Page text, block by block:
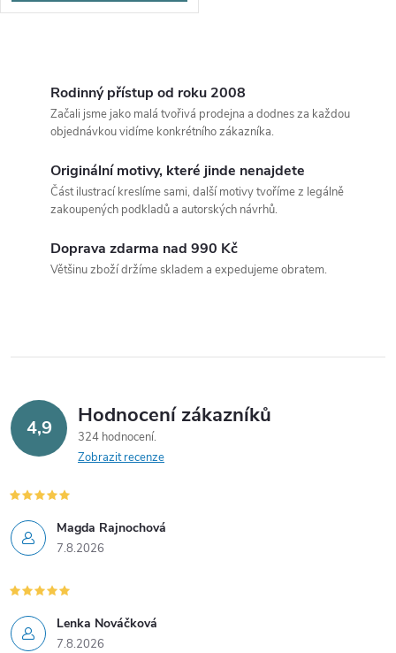
p
v
k
y
v
ý
p
i
Rodinný přístup od roku 2008
Začali jsme jako malá tvořivá prodejna a dodnes za každou
objednávkou vidíme konkrétního zákazníka.
Originální motivy, které jinde nenajdete
Část ilustrací kreslíme sami, další motivy tvoříme z legálně
zakoupených podkladů a autorských návrhů.
Doprava zdarma nad 990 Kč
Většinu zboží držíme skladem a expedujeme obratem.
4,9 Hodnocení zákazníků
324 hodnocení
Zobrazit recenze
Magda Rajnochová
7.8.2026
Lenka Nováčková
7.8.2026